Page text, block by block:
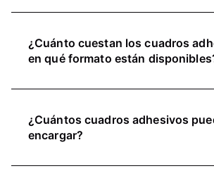
Los cuadros adhesivos Pixum se
en la parte posteriorhace que el
collage sea realmente fácil: te
que taladrar y los problemas de si
¿Cuánto cuestan los cuadros
en qué formato están
Los cuadros adhesivos Pixum
cm o 23×23 cm y pueden
directamente online desde 14,95€.
diseñar sus fotos y tu pared
¿Cuántos cuadros adhesivos
encargar?
Para crear tu mural de pared